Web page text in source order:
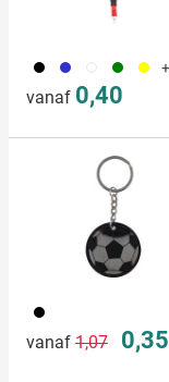
001 023 002 004 006
vanaf 0,40
001
vanaf Normale prijs
1,07 0,35